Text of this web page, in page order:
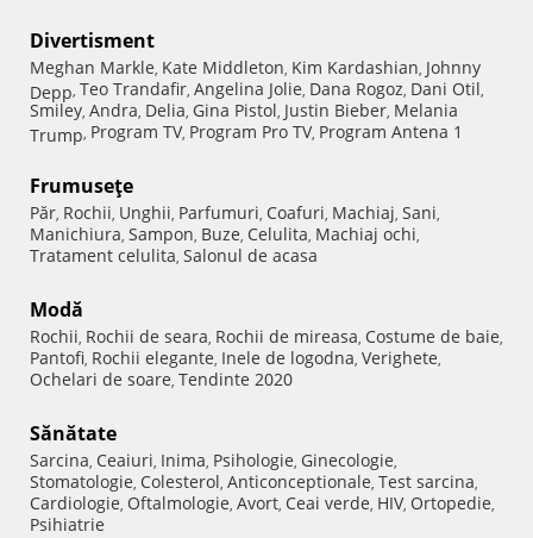
Divertisment
Meghan Markle, Kate Middleton, Kim Kardashian, Johnny
Depp, Teo Trandafir, Angelina Jolie, Dana Rogoz, Dani Otil,
Smiley, Andra, Delia, Gina Pistol, Justin Bieber, Melania
Trump, Program TV, Program Pro TV, Program Antena 1
Frumuseţe
Păr, Rochii, Unghii, Parfumuri, Coafuri, Machiaj, Sani,
Manichiura, Sampon, Buze, Celulita, Machiaj ochi,
Tratament celulita, Salonul de acasa
Modă
Rochii, Rochii de seara, Rochii de mireasa, Costume de baie,
Pantofi, Rochii elegante, Inele de logodna, Verighete,
Ochelari de soare, Tendinte 2020
Sănătate
Sarcina, Ceaiuri, Inima, Psihologie, Ginecologie,
Stomatologie, Colesterol, Anticonceptionale, Test sarcina,
Cardiologie, Oftalmologie, Avort, Ceai verde, HIV, Ortopedie,
Psihiatrie